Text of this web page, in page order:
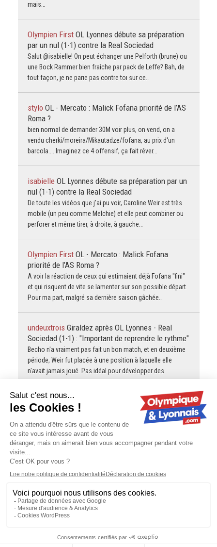
mais…
Olympien First OL Lyonnes débute sa préparation
par un nul (1-1) contre la Real Sociedad
Salut @isabielle! On peut échanger une Pelforth (brune) ou
une Bock Rammer bien fraîche par pack de Leffe? Bah, de
tout façon, je ne parie pas contre toi sur ce…
stylo OL - Mercato : Malick Fofana priorité de l’AS
Roma ?
bien normal de demander 30M voir plus, on vend, on a
vendu cherki/moreira/Mikautadze/fofana, au prix d'un
barcola.... Imaginez ce 4 offensif, ça fait rêver...
isabielle OL Lyonnes débute sa préparation par un
nul (1-1) contre la Real Sociedad
De toute les vidéos que j'ai pu voir, Caroline Weir est très
mobile (un peu comme Melchie) et elle peut combiner ou
perforer et même tirer, à droite, à gauche…
Olympien First OL - Mercato : Malick Fofana
priorité de l’AS Roma ?
A voir la réaction de ceux qui estimaient déjà Fofana "fini"
et qui risquent de vite se lamenter sur son possible départ.
Pour ma part, malgré sa dernière saison gâchée…
undeuxtrois Giraldez après OL Lyonnes - Real
Sociedad (1-1) : "Important de reprendre le rythme"
Becho n'a vraiment pas fait un bon match, et en deuxième
période, Weir fut placée à une position à laquelle elle
n'avait jamais joué. Pas idéal pour développer des
attaques.…
Dom38OL Lyonnes débute sa préparation par un
nul (1-1) contre la Real Sociedad
... " c'est l'OLL 8 titres européens contre la Real Sociedad, 0
titres "... Comparaison hasardeuse et bien étrange de
prendre en compte les titres de Coupe d'Europe féminine
pour…
Contactez-nous-Mentions légales
confidentialité-